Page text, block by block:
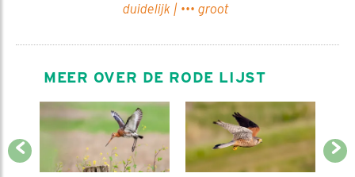
duidelijk | ••• groot
MEER OVER DE RODE LIJST
Previous